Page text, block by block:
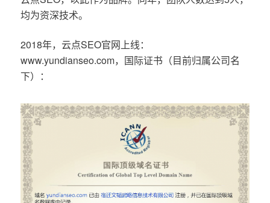
均为资深技术。
2018年，云点SEO官网上线：
www.yundianseo.com，国际证书（目前归属公司名
下）：